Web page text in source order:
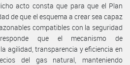
acto consta que para que el Plan
de que el esquema a crear sea capaz
compatibles con la seguridad
que el mecanismo de
agilidad, transparencia y eficiencia en
del gas natural, manteniendo